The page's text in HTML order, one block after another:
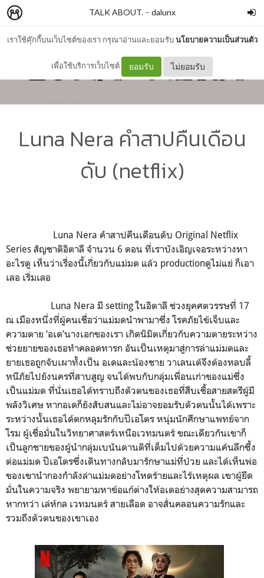
เราใช้คุ๊กกี้บนเว็บไซต์ของเรา กรุณาอ่านและยอมรับนโยบายความเป็นส่วนตัว
เพื่อใช้บริการเว็บไซต์ ยอมรับ ไม่ยอมรับ
TALK ABOUT.– dalunx
Luna Nera คำสาปคืนเดือน
ดับ (netflix)
Luna Nera คำสาปคืนเดือนดับ Original Netflix
Series สัญชาติอิตาลี จำนวน 6 ตอน ที่เราบังเอิญเจอระหว่างหา
อะไรดู เห็นว่าเรื่องนี้เกี่ยวกับแม่มด แล้ว productionดูไม่แย่ ก็เอา
เลอ เริ่มเลอ
Luna Nera มี setting ในอิตาลี ช่วงยุคศตวรรษที่ 17
ณ เมืองหนึ่งที่ผู้คนเชื่อว่าแม่มดนำพามาซึ่ง โรคภัยไข้เจ็บและ
ความตาย ‘อเด’นางเอกของเรา เกิดนิมิตเกี่ยวกับความตายระหว่าง
ช่วยยายของเธอทำคลอดทารก อันเป็นเหตุมาสู่การล่าแม่มดและ
ยายเธอถูกจับเผาทั้งเป็น อเดและน้องชาย วาเลนเต้จึงต้องหลบลี้
หนีภัยไปยังนครที่สาบสูญ จนได้พบกับกลุ่มเพื่อนเก่าของแม่ซึ่ง
เป็นแม่มด ที่นั่นเธอได้ทราบถึงตัวตนของเธอที่สืบเชื้อสายสตรีผู้มี
พลังวิเศษ หากอเดก็ยังสับสนและไม่อาจยอมรับตัวตนนั้นได้เพราะ
ระหว่างนั้นเธอได้ตกหลุมรักกับปีเอโตร หนุ่มนักศึกษาแพทย์จาก
โรม ผู้เชื่อมั่นในวิทยาศาสตร์เหนือเวทมนตร์ ขณะเดียวกันเขาก็
เป็นลูกชายของผู้นำกลุ่มเบนันดานติที่เต็มไปด้วยความแค้นลึกซึ้ง
ต่อแม่มด ปีเอโตรซึ่งเดินทางกลับมารักษาแม่ที่ป่วย และได้เห็นพ่อ
ของเขานำกองกำลังล่าแม่มดอย่างโหดร้ายและไร้เหตุผล เขาผู้ยึด
มั่นในความจริง พยายามหาข้อแก้ต่างให้อเดอย่างสุดความสามารถ
หากทว่า เล่ห์กล เวทมนตร์ สายเลือด อาจสั่นคลอนความรักและ
รวมถึงตัวตนของเขาเอง